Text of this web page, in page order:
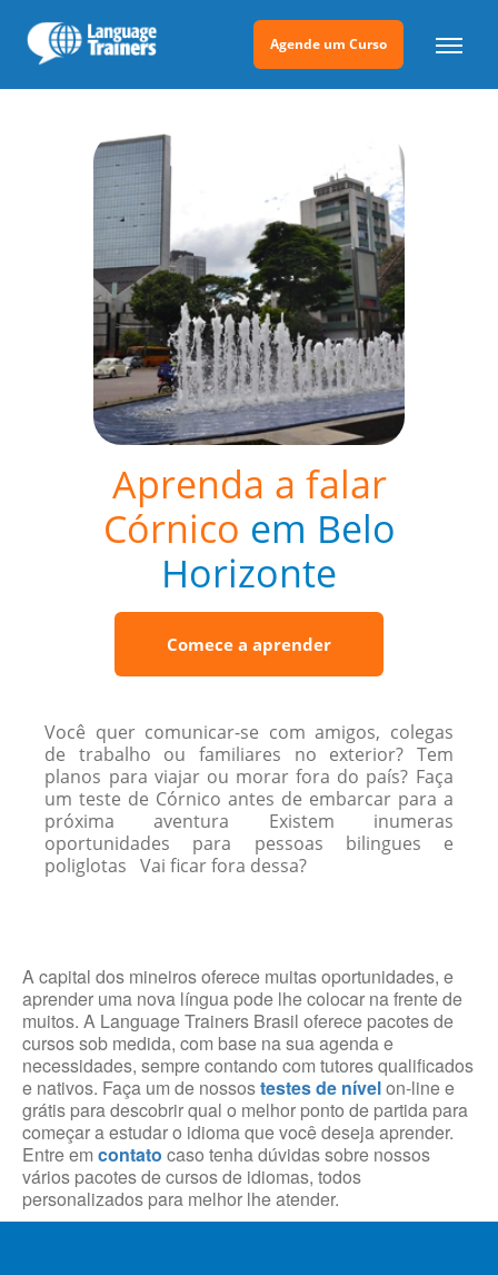
Agende um Curso
Aprenda a falar
Córnico em Belo
Horizonte
Comece a aprender
Você quer comunicar-se com amigos, colegas
de trabalho ou familiares no exterior? Tem
planos para viajar ou morar fora do país? Faça
um teste de Córnico antes de embarcar para a
próxima aventura Existem inumeras
oportunidades para pessoas bilingues e
poliglotas Vai ficar fora dessa?
A capital dos mineiros oferece muitas oportunidades, e
aprender uma nova língua pode lhe colocar na frente de
muitos. A Language Trainers Brasil oferece pacotes de
cursos sob medida, com base na sua agenda e
necessidades, sempre contando com tutores qualificados
e nativos. Faça um de nossostestes de nívelon-line e
grátis para descobrir qual o melhor ponto de partida para
começar a estudar o idioma que você deseja aprender.
Entre em contato caso tenha dúvidas sobre nossos
vários pacotes de cursos de idiomas, todos
personalizados para melhor lhe atender.